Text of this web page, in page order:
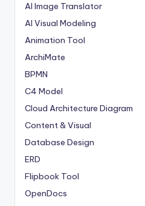
AI Image Translator
AI Visual Modeling
Animation Tool
ArchiMate
BPMN
C4 Model
Cloud Architecture Diagram
Content & Visual
Database Design
ERD
Flipbook Tool
OpenDocs